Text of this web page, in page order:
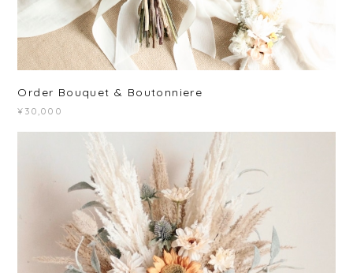
Order Bouquet & Boutonniere
¥30,000